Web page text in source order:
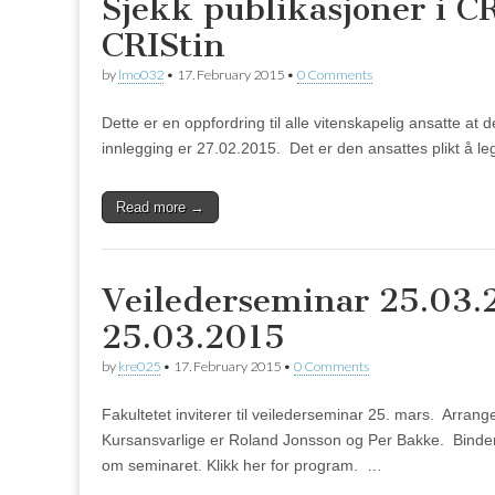
Sjekk publikasjoner i
CRIStin
by lmo032 • 17. February 2015 • 0 Comments
Dette er en oppfordring til alle vitenskapelig ansatte at
innlegging er 27.02.2015. Det er den ansattes plikt å
Read more →
Veilederseminar
25.03.2015
by kre025 • 17. February 2015 • 0 Comments
Fakultetet inviterer til veilederseminar 25. mars.
Kursansvarlige er Roland Jonsson og Per Bakke.
om seminaret. Klikk her for program. …